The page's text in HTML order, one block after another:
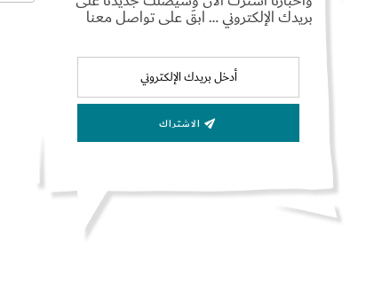
بريدك الإلكتروني … ابقَ على تواصل معنا